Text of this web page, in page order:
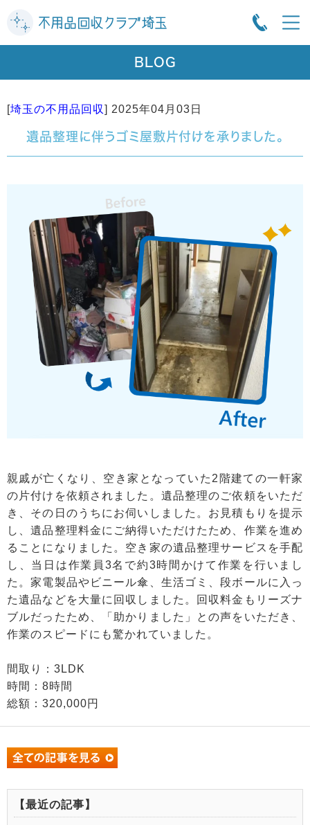
BLOG
[埼玉の不用品回収] 2025年04月03日
遺品整理に伴うゴミ屋敷片付けを承りました。
親戚が亡くなり、空き家となっていた2階建ての一軒家
の片付けを依頼されました。遺品整理のご依頼をいただ
き、その日のうちにお伺いしました。お見積もりを提示
し、遺品整理料金にご納得いただけたため、作業を進め
ることになりました。空き家の遺品整理サービスを手配
し、当日は作業員3名で約3時間かけて作業を行いまし
た。家電製品やビニール傘、生活ゴミ、段ボールに入っ
た遺品などを大量に回収しました。回収料金もリーズナ
ブルだったため、「助かりました」との声をいただき、
作業のスピードにも驚かれていました。
間取り：3LDK
時間：8時間
総額：320,000円
【最近の記事】